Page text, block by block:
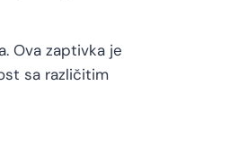
Ova zaptivka je
sa različitim